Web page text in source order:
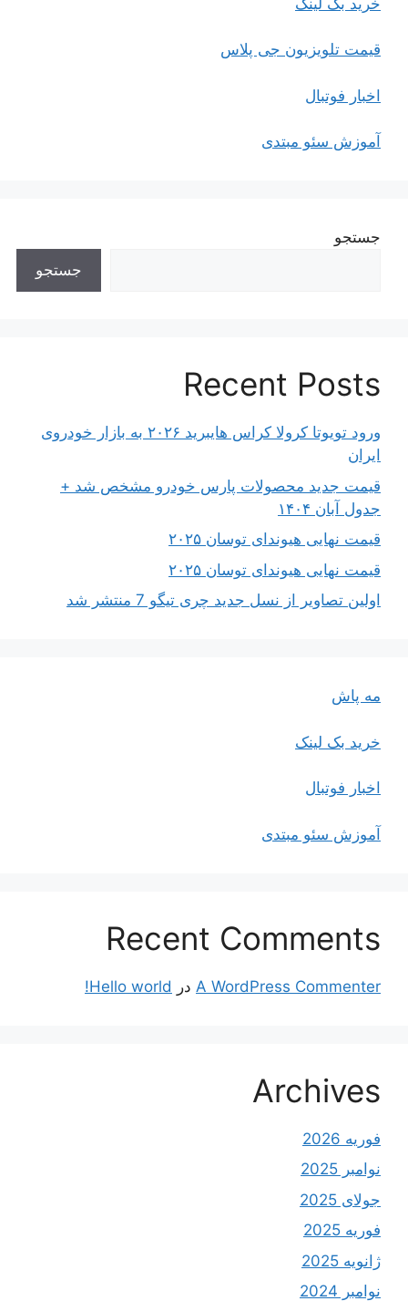
قیمت تلویزیون جی پلاس
اخبار فوتبال
آموزش سئو مبتدی
جستجو
جستجو
Recent Posts
ورود تویوتا کرولا کراس هایبرید ۲۰۲۶ به بازار خودروی
ایران
قیمت جدید محصولات پارس خودرو مشخص شد +
جدول آبان ۱۴۰۴
قیمت نهایی هیوندای توسان ۲۰۲۵
قیمت نهایی هیوندای توسان ۲۰۲۵
اولین تصاویر از نسل جدید چری تیگو 7 منتشر شد
مه پاش
خرید بک لینک
اخبار فوتبال
آموزش سئو مبتدی
Recent Comments
A WordPress Commenter در Hello world!
Archives
فوریه 2026
نوامبر 2025
جولای 2025
فوریه 2025
ژانویه 2025
نوامبر 2024